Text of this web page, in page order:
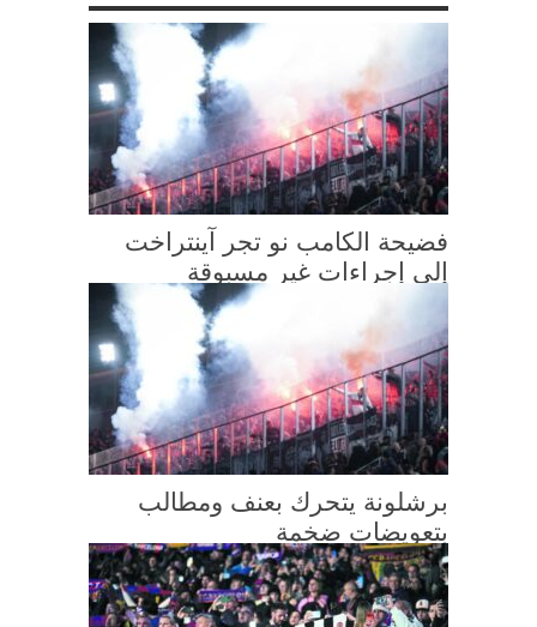
فضيحة الكامب نو تجر آينتراخت
إلى إجراءات غير مسبوقة
برشلونة يتحرك بعنف ومطالب
بتعويضات ضخمة